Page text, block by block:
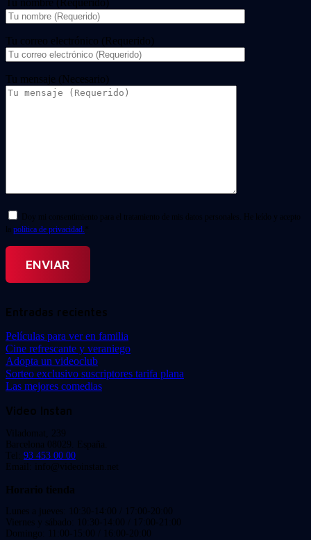
Tu nombre (Requerido)
Tu correo electrónico (Requerido)
Tu mensaje (Necesario)
Doy mi consentimiento para el tratamiento de mis datos personales. He leído y acepto
la política de privacidad. *
Entradas recientes
Películas para ver en familia
Cine refrescante y veraniego
Adopta un videoclub
Sorteo exclusivo suscriptores tarifa plana
Las mejores comedias
Video Instan
Viladomat, 239
Barcelona 08029. España.
Tel: 93 453 00 00
Email: info@videoinstan.net
Horario tienda
Lunes a jueves: 10:30-14:00 / 17:00-20:00
Viernes y sábado: 10:30-14:00 / 17:00-21:00
Domingo: 11:00-15:00 / 16:00-20:00